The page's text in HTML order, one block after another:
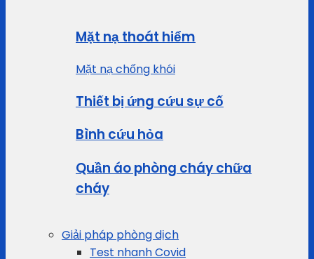
Mặt nạ thoát hiểm
Mặt nạ chống khói
Thiết bị ứng cứu sự cố
Bình cứu hỏa
Quần áo phòng cháy chữa
cháy
Giải pháp phòng dịch
Test nhanh Covid